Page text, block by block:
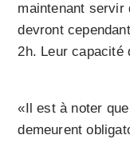
maintenant servir
devront
2h. Leur capacité
«Il est à noter
demeurent